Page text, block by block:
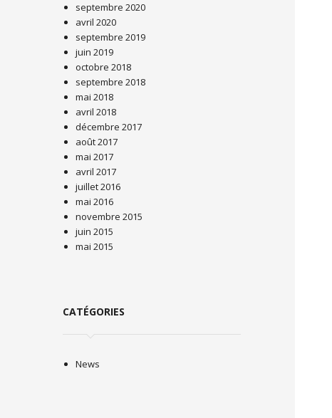
septembre 2020
avril 2020
septembre 2019
juin 2019
octobre 2018
septembre 2018
mai 2018
avril 2018
décembre 2017
août 2017
mai 2017
avril 2017
juillet 2016
mai 2016
novembre 2015
juin 2015
mai 2015
CATÉGORIES
News